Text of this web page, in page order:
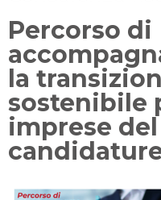
Percorso di
la
sostenibile
imprese